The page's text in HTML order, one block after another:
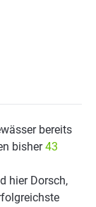
bereits
bisher43
hier Dorsch,